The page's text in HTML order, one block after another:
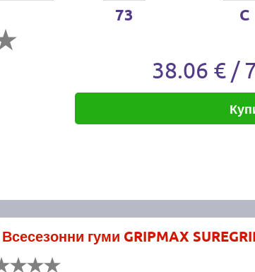
73 C
38.06 € /
Всесезонни гуми GRIPMAX